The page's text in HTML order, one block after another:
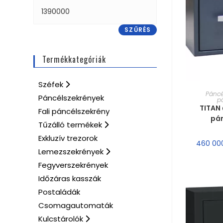
460
SZŰRÉS
Termékkategóriák
Széfek
Páncélszekrények
Fali páncélszekrény
Tűzálló termékek
Exkluzív trezorok
Lemezszekrények
Fegyverszekrények
Időzáras kasszák
Postaládák
Csomagautomaták
Kulcstárolók